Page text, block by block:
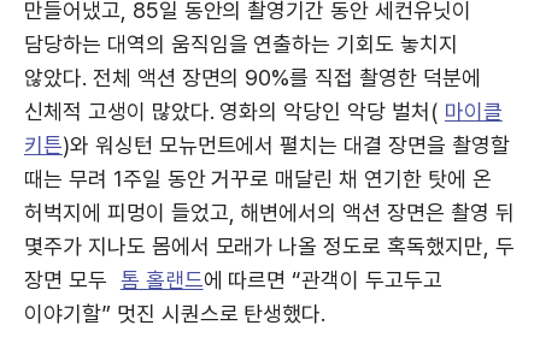
만들어냈고, 85일 동안의 촬영기간 동안 세컨유닛이
담당하는 대역의 움직임을 연출하는 기회도 놓치지
않았다. 전체 액션 장면의 90%를 직접 촬영한 덕분에
신체적 고생이 많았다. 영화의 악당인 악당 벌처( 마이클
키튼)와 워싱턴 모뉴먼트에서 펼치는 대결 장면을 촬영할
때는 무려 1주일 동안 거꾸로 매달린 채 연기한 탓에 온
허벅지에 피멍이 들었고, 해변에서의 액션 장면은 촬영 뒤
몇주가 지나도 몸에서 모래가 나올 정도로 혹독했지만, 두
장면 모두 톰 홀랜드에 따르면 “관객이 두고두고
이야기할” 멋진 시퀀스로 탄생했다.